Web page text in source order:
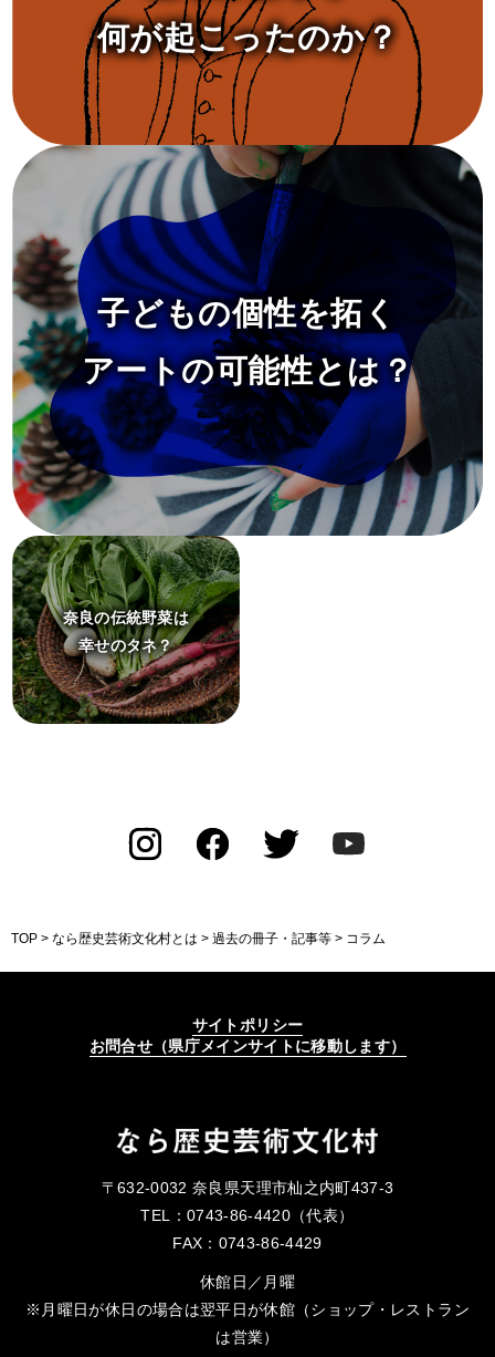
何が起こったのか？
子どもの個性を拓く
アートの可能性とは？
奈良の伝統野菜は
幸せのタネ？
TOP > なら歴史芸術文化村とは > 過去の冊子・記事等 > コラム
サイトポリシー
お問合せ（県庁メインサイトに移動します）
〒632-0032 奈良県天理市杣之内町437-3
TEL：0743-86-4420（代表）
FAX：0743-86-4429
休館日／月曜
※月曜日が休日の場合は翌平日が休館（ショップ・レストラン
は営業）